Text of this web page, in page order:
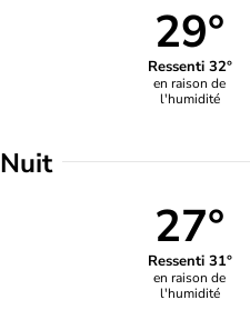
29°
Ressenti 32°
en raison de
l'humidité
Nuit
27°
Ressenti 31°
en raison de
l'humidité